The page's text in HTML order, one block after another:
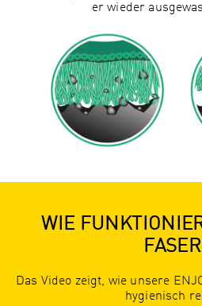
er wieder
WIE
Das Video zeigt, wie unsere
hygienisch